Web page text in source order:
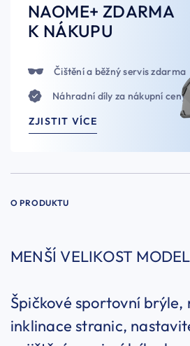
NAOME+ ZDARMA
K NÁKUPU
Čištění a běžný servis zdarma
Náhradní díly za nákupní ceny
ZJISTIT VÍCE
O PRODUKTU
MENŠÍ VELIKOST
Špičkové sportovní brýle,
inklinace stranic,